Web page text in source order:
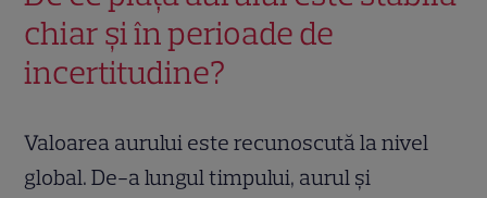
chiar și în perioade de
incertitudine?
Valoarea aurului este recunoscută la nivel
global. De-a lungul timpului, aurul și